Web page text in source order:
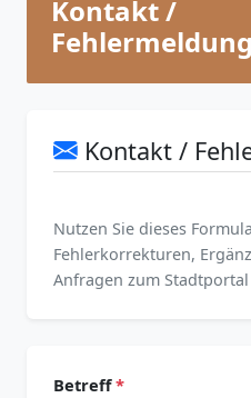
Kontakt /
Fehlermeldung
Kontakt /
Nutzen Sie dieses
Fehlerkorrekturen,
Anfragen zum
Betreff*